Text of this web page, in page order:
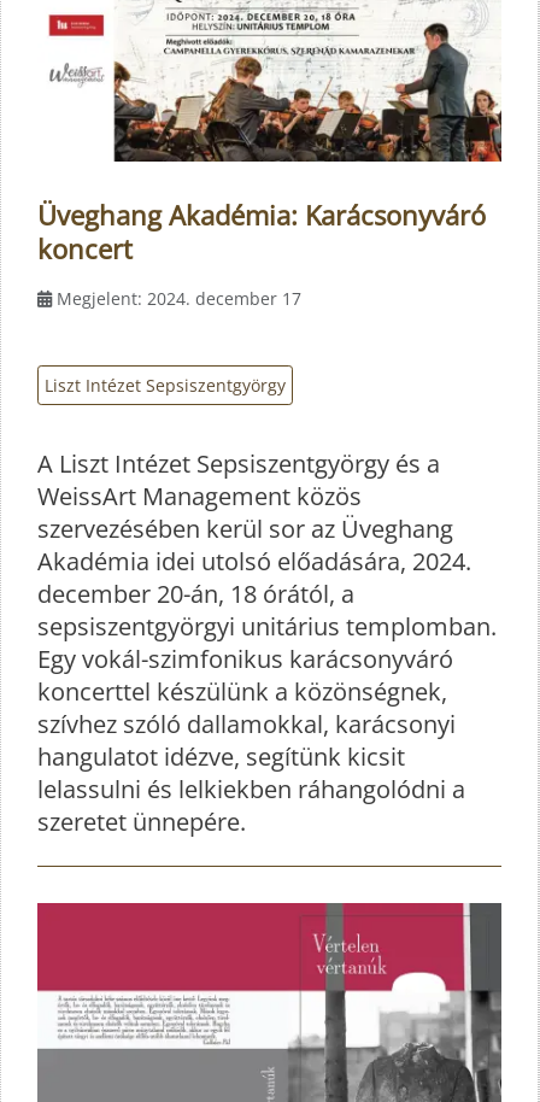
Üveghang Akadémia: Karácsonyváró
koncert
Megjelent: 2024. december 17
Liszt Intézet Sepsiszentgyörgy
A Liszt Intézet Sepsiszentgyörgy és a
WeissArt Management közös
szervezésében kerül sor az Üveghang
Akadémia idei utolsó előadására, 2024.
december 20-án, 18 órától, a
sepsiszentgyörgyi unitárius templomban.
Egy vokál-szimfonikus karácsonyváró
koncerttel készülünk a közönségnek,
szívhez szóló dallamokkal, karácsonyi
hangulatot idézve, segítünk kicsit
lelassulni és lelkiekben ráhangolódni a
szeretet ünnepére.